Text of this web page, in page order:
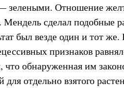
зелеными. Отношение
Мендель сделал подобные
был везде один и тот
признаков
обнаруженная им
для отдельно взятого